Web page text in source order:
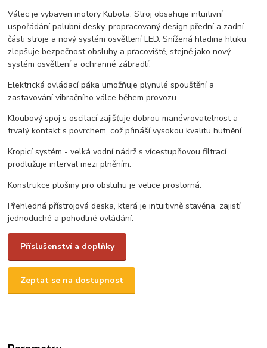
Válec je vybaven motory Kubota.Stroj obsahuje intuitivní
uspořádání palubní desky, propracovaný design přední a zadní
části stroje a nový systém osvětlení LED. Snížená hladina hluku
zlepšuje bezpečnost obsluhy a pracoviště, stejně jako nový
systém osvětlení a ochranné zábradlí.
Elektrická ovládací páka umožňuje plynulé spouštění a
zastavování vibračního válce během provozu.
Kloubový spoj s oscilací zajišťuje dobrou manévrovatelnost a
trvalý kontakt s povrchem, což přináší vysokou kvalitu hutnění.
Kropicí systém - velká vodní nádrž s vícestupňovou filtrací
prodlužuje interval mezi plněním.
Konstrukce plošiny pro obsluhu je velice prostorná.
Přehledná přístrojová deska, která je intuitivně stavěna, zajistí
jednoduché a pohodlné ovládání.
Příslušenství a doplňky
Zeptat se na dostupnost